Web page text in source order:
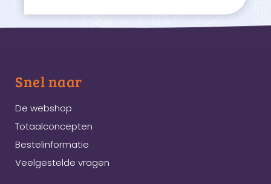
Snel naar
De webshop
Totaalconcepten
Bestelinformatie
Veelgestelde vragen